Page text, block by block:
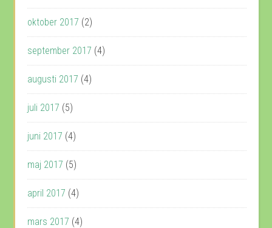
oktober 2017 (2)
september 2017 (4)
augusti 2017 (4)
juli 2017 (5)
juni 2017 (4)
maj 2017 (5)
april 2017 (4)
mars 2017 (4)